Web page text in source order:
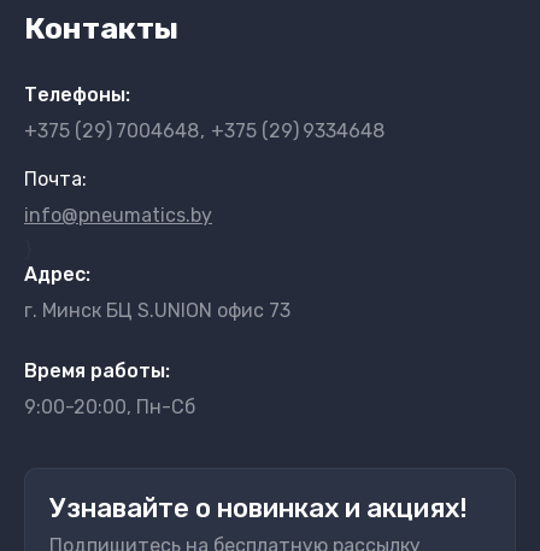
Контакты
Телефоны:
+375 (29) 7004648 +375 (29) 9334648
Почта:
info@pneumatics.by
Адрес:
г. Минск БЦ S.UNION офис 73
Время работы:
9:00-20:00, Пн-Сб
Узнавайте о новинках и акциях!
Подпишитесь на бесплатную рассылку